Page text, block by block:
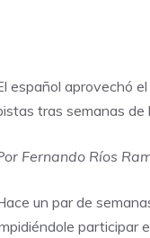
español aprovechó
tras semanas de
Fernando Ríos
un par de
participar